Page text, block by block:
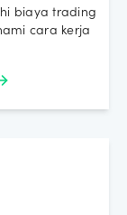
biaya trading
cara kerja